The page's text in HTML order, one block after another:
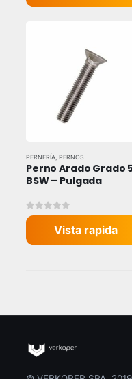
PERNERÍA, PERNOS
Perno Arado Grado
BSW – Pulgada
0out of 5
Vista rapida